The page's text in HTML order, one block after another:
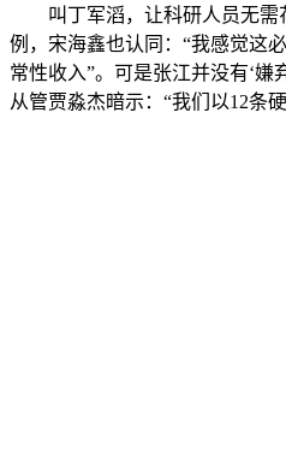
叫丁军滔，让科研人员无需花
例，宋海鑫也认同：“我感觉这
常性收入”。可是张江并没有‘
从管贾淼杰暗示：“我们以12条